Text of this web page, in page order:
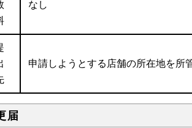
なし
申請しようとする店舗の所在地を所
届